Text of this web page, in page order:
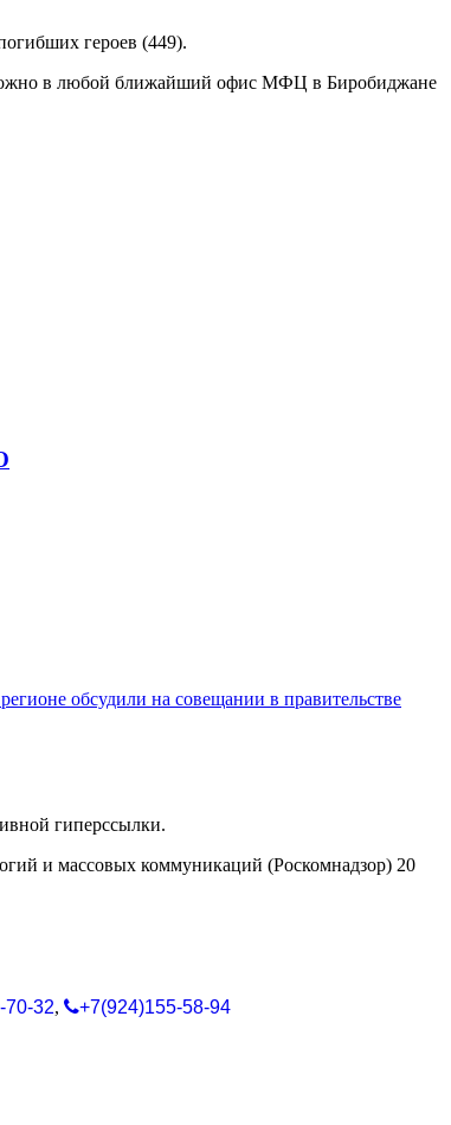
героев (449).
можно в любой ближайший офис МФЦ в Биробиджане
обсудили на совещании в правительстве
гиперссылки.
и массовых коммуникаций (Роскомнадзор) 20
70-32,
+7(924)155-58-94